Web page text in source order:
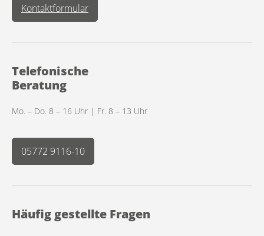
Kontaktformular
Telefonische
Beratung
Mo. – Do. 8 – 16 Uhr | Fr. 8 – 13 Uhr
05772 9116-10
Häufig gestellte Fragen